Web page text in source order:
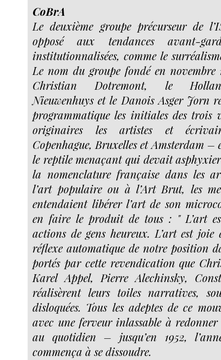
CoBrA
Le deuxième groupe précurseur de
opposé aux tendances avant-
institutionnalisées, comme le
Le nom du groupe fondé en novembre
Christian Dotremont, le
Nieuwenhuys et le Danois Asger Jorn
programmatique les initiales des trois
originaires les artistes et
Copenhague, Bruxelles et Amsterdam
le reptile menaçant qui devait
la nomenclature française dans les
l’art populaire ou à l’Art Brut, les
entendaient libérer l’art de son
en faire le produit de tous : " L’art
actions de gens heureux. L’art est
réflexe automatique de notre position
portés par cette revendication que
Karel Appel, Pierre Alechinsky,
réalisèrent leurs toiles narratives,
disloquées. Tous les adeptes de ce
avec une ferveur inlassable à redonner
au quotidien – jusqu’en 1952,
commença à se dissoudre.